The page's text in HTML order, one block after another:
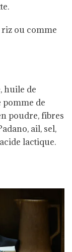
riz ou comme
huile de
de
poudre, fibres
ail, sel,
lactique.